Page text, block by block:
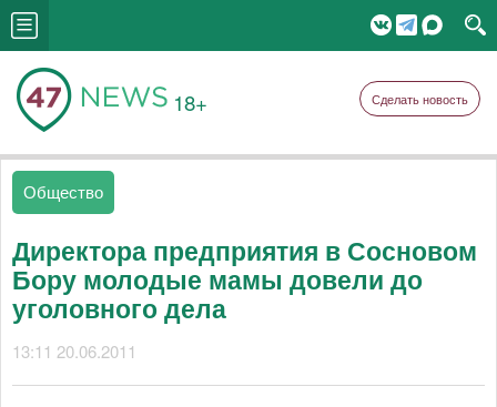
18+ Сделать новость
Общество
Директора предприятия в Сосновом
Бору молодые мамы довели до
уголовного дела
13:11 20.06.2011